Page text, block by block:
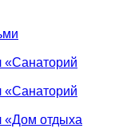
«Санаторий
«Санаторий
«Дом отдыха